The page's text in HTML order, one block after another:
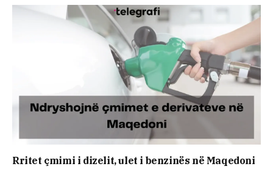
Rritet çmimi i dizelit, ulet i benzinës në Maqedoni